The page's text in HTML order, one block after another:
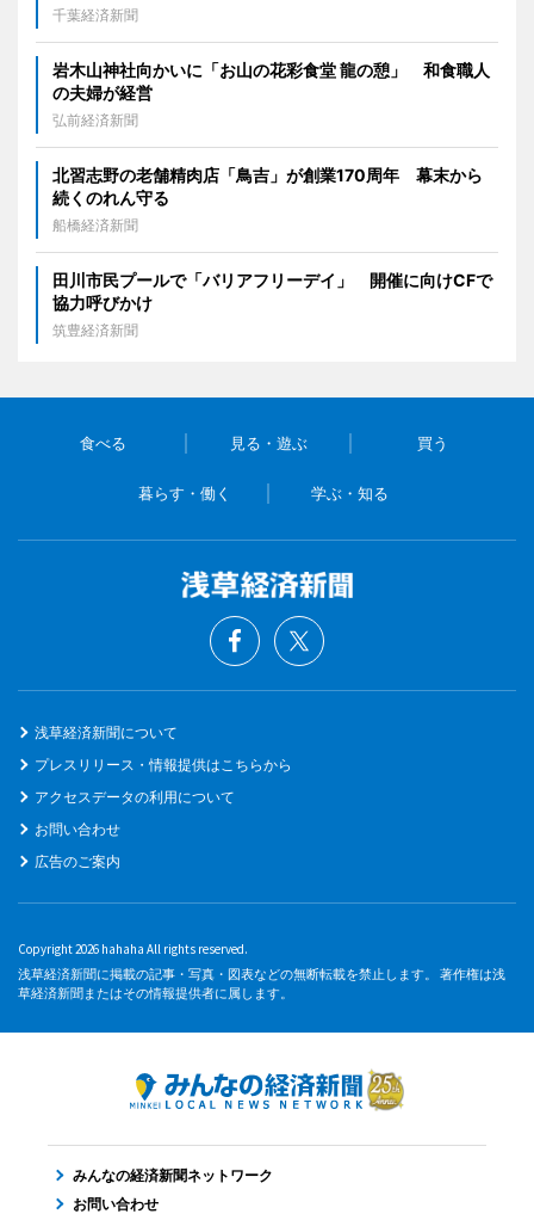
千葉経済新聞
岩木山神社向かいに「お山の花彩食堂 龍の憩」 和食職人
の夫婦が経営
弘前経済新聞
北習志野の老舗精肉店「鳥吉」が創業170周年 幕末から
続くのれん守る
船橋経済新聞
田川市民プールで「バリアフリーデイ」 開催に向けCFで
協力呼びかけ
筑豊経済新聞
食べる 見る・遊ぶ 買う
暮らす・働く 学ぶ・知る
浅草経済新聞について
プレスリリース・情報提供はこちらから
アクセスデータの利用について
お問い合わせ
広告のご案内
Copyright 2026 hahaha All rights reserved.
浅草経済新聞に掲載の記事・写真・図表などの無断転載を禁止します。 著作権は浅
草経済新聞またはその情報提供者に属します。
みんなの経済新聞ネットワーク
お問い合わせ